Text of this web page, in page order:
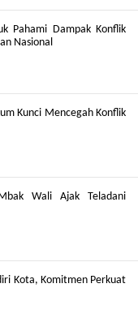
Pahami Dampak Konflik
Nasional
Kunci Mencegah Konflik
Wali Ajak Teladani
Kota, Komitmen Perkuat